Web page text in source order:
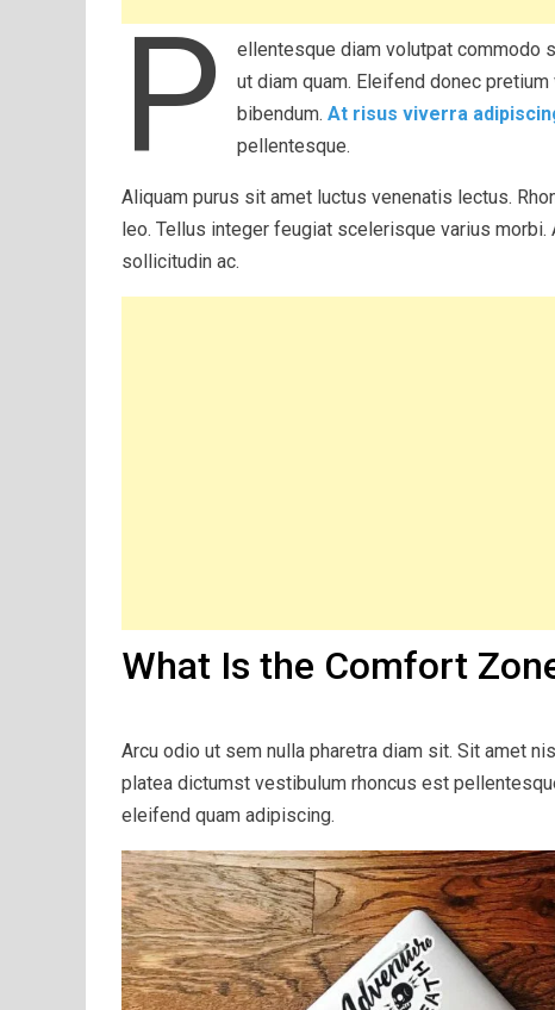
P
ellentesque diam volutpat commodo
ut diam quam. Eleifend donec
bibendum.At risus viverra
pellentesque.
Aliquam purus sit amet luctus venenatis lectus.
leo. Tellus integer feugiat scelerisque varius
sollicitudin ac.
What Is the Comfort
Arcu odio ut sem nulla pharetra diam sit. Sit amet
platea dictumst vestibulum rhoncus est
eleifend quam adipiscing.